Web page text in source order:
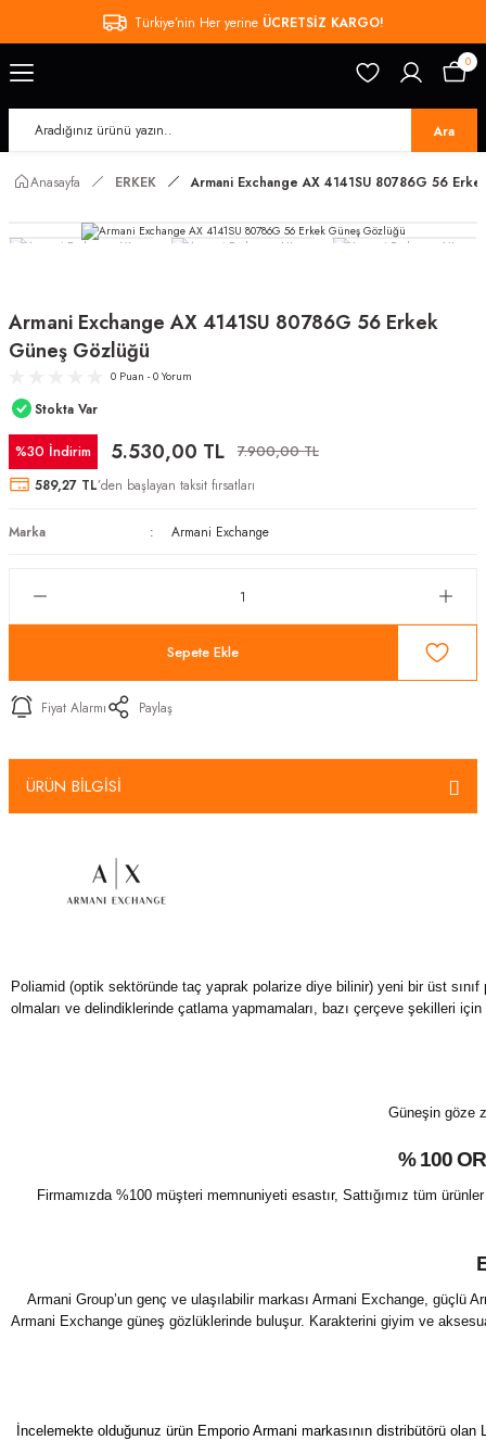
Türkiye’nin Her yerine ÜCRETSİZ KARGO!
Ara
0
Anasayfa ERKEK Armani Exchange AX 4141SU 80786G 56
Armani Exchange AX 4141SU 80786G 56 Erkek
Güneş Gözlüğü
0 Puan - 0 Yorum
Stokta Var
%30 İndirim 5.530,00 TL 7.900,00 TL
589,27 TL’den başlayan taksit fırsatları
Marka Armani Exchange
Sepete Ekle
Fiyat Alarmı Paylaş
ÜRÜN BİLGİSİ
Poliamid (optik sektöründe taç yaprak polarize diye bilinir) yeni bir üst
olmaları ve delindiklerinde çatlama yapmamaları, bazı çerçeve şekilleri
Güneşin göze
% 100
Firmamızda %100 müşteri memnuniyeti esastır, Sattığımız tüm
Armani Group’un genç ve ulaşılabilir markası Armani Exchange,
Armani Exchange güneş gözlüklerinde buluşur. Karakterini giyim ve
İncelemekte olduğunuz ürün Emporio Armani markasının distribütörü